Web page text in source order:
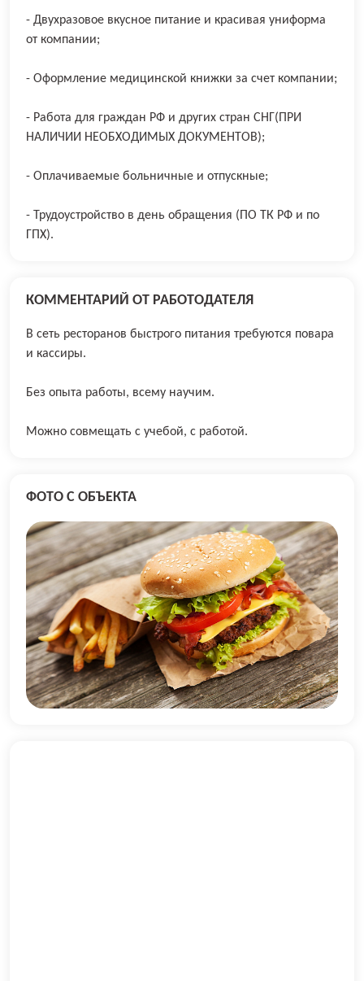
- Двухразовое вкусное питание и красивая униформа
от компании;
- Оформление медицинской книжки за счет компании;
- Работа для граждан РФ и других стран СНГ(ПРИ
НАЛИЧИИ НЕОБХОДИМЫХ ДОКУМЕНТОВ);
- Оплачиваемые больничные и отпускные;
- Трудоустройство в день обращения (ПО ТК РФ и по
ГПХ).
КОММЕНТАРИЙ ОТ РАБОТОДАТЕЛЯ
В сеть ресторанов быстрого питания требуются повара
и кассиры.
Без опыта работы, всему научим.
Можно совмещать с учебой, с работой.
ФОТО С ОБЪЕКТА